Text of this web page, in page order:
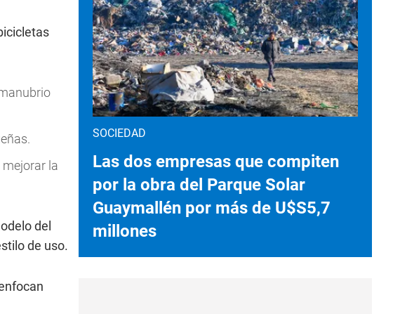
la
del
de uso.
SOCIEDAD
Las dos empresas que compiten
por la obra del Parque Solar
Guaymallén por más de U$S5,7
millones